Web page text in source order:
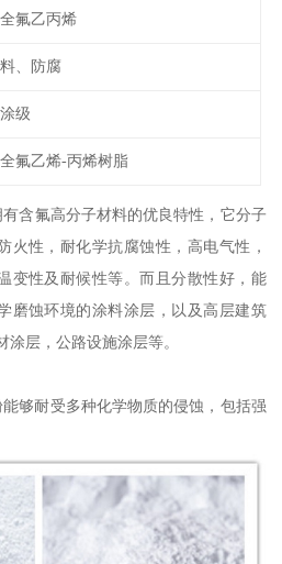
氟乙丙烯
、防腐
级
氟乙烯-丙烯树脂
含氟高分子材料的优良特性，它分子
火性，耐化学抗腐蚀性，高电气性，
变性及耐候性等。而且分散性好，能
磨蚀环境的涂料涂层，以及高层建筑
层，公路设施涂层等。
够耐受多种化学物质的侵蚀，包括强